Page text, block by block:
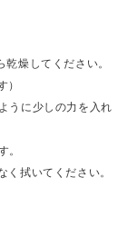
燥してください。
）
うに少しの力を入れ
。
拭いてください。